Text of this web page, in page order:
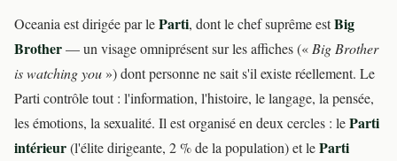
Oceania est dirigée par leParti, dont le chef suprême estBig
Brother— un visage omniprésent sur les affiches («Big Brother
is watching you ») dont personne ne sait s'il existe réellement. Le
Parti contrôle tout : l'information, l'histoire, le langage, la pensée,
les émotions, la sexualité. Il est organisé en deux cercles : leParti
intérieur(l'élite dirigeante, 2 % de la population) et leParti